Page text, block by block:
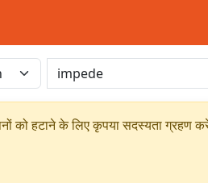
को हटाने के लिए कृपया सदस्यता